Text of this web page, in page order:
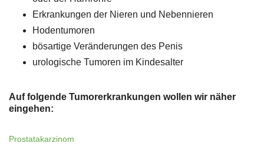
Erkrankungen der Nieren und Nebennieren
Hodentumoren
bösartige Veränderungen des Penis
urologische Tumoren im Kindesalter
Auf folgende Tumorerkrankungen wollen wir näher
eingehen:
Prostatakarzinom